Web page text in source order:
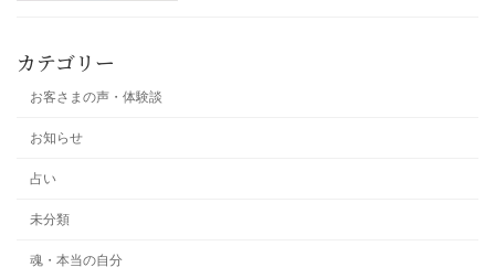
カテゴリー
お客さまの声・体験談
お知らせ
占い
未分類
魂・本当の自分